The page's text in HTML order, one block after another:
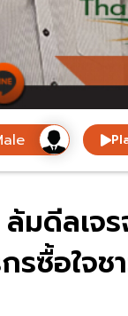
มดีลเจ
รซื้อใจช